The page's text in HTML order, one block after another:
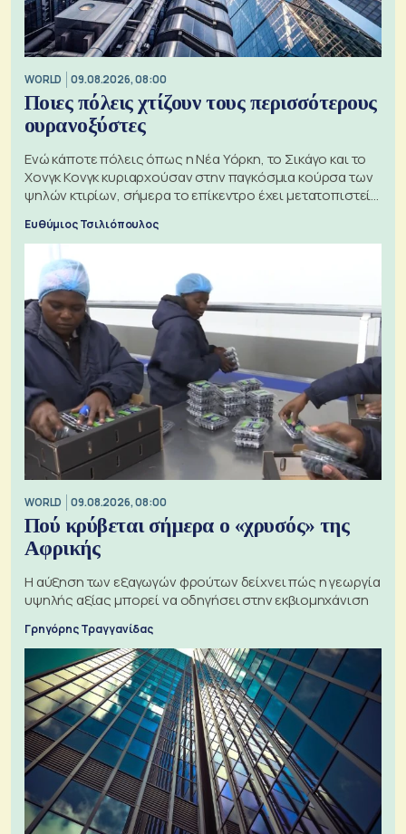
WORLD 09.08.2026, 08:00
Ποιες πόλεις χτίζουν τους περισσότερους
ουρανοξύστες
Ενώ κάποτε πόλεις όπως η Νέα Υόρκη, το Σικάγο και το
Χονγκ Κονγκ κυριαρχούσαν στην παγκόσμια κούρσα των
ψηλών κτιρίων, σήμερα το επίκεντρο έχει μετατοπιστεί
Ευθύμιος Τσιλιόπουλος
WORLD 09.08.2026, 08:00
Πού κρύβεται σήμερα ο «χρυσός» της
Αφρικής
Η αύξηση των εξαγωγών φρούτων δείχνει πώς η γεωργία
υψηλής αξίας μπορεί να οδηγήσει στην εκβιομηχάνιση
Γρηγόρης Τραγγανίδας